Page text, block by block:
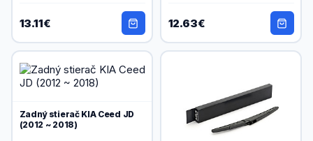
13.11€ 12.63€
Zadný stierač KIA Ceed JD
(2012 ~ 2018)